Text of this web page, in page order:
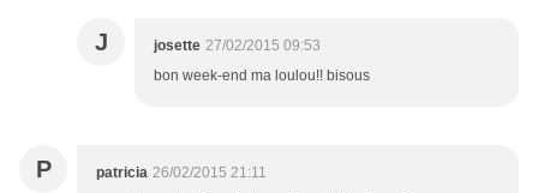
J josette 27/02/2015 09:53
bon week-end ma loulou!! bisous
P patricia 26/02/2015 21:11